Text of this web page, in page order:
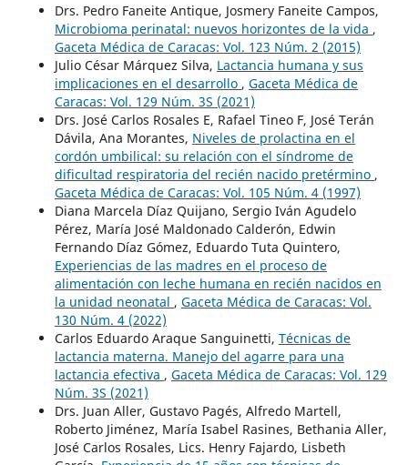
Drs. Pedro Faneite Antique, Josmery Faneite Campos,
Microbioma perinatal: nuevos horizontes de la vida ,
Gaceta Médica de Caracas: Vol. 123 Núm. 2 (2015)
Julio César Márquez Silva, Lactancia humana y sus
implicaciones en el desarrollo , Gaceta Médica de
Caracas: Vol. 129 Núm. 3S (2021)
Drs. José Carlos Rosales E, Rafael Tineo F, José Terán
Dávila, Ana Morantes, Niveles de prolactina en el
cordón umbilical: su relación con el síndrome de
dificultad respiratoria del recién nacido pretérmino ,
Gaceta Médica de Caracas: Vol. 105 Núm. 4 (1997)
Diana Marcela Díaz Quijano, Sergio Iván Agudelo
Pérez, María José Maldonado Calderón, Edwin
Fernando Díaz Gómez, Eduardo Tuta Quintero,
Experiencias de las madres en el proceso de
alimentación con leche humana en recién nacidos en
la unidad neonatal , Gaceta Médica de Caracas: Vol.
130 Núm. 4 (2022)
Carlos Eduardo Araque Sanguinetti, Técnicas de
lactancia materna. Manejo del agarre para una
lactancia efectiva , Gaceta Médica de Caracas: Vol. 129
Núm. 3S (2021)
Drs. Juan Aller, Gustavo Pagés, Alfredo Martell,
Roberto Jiménez, María Isabel Rasines, Bethania Aller,
José Carlos Rosales, Lics. Henry Fajardo, Lisbeth